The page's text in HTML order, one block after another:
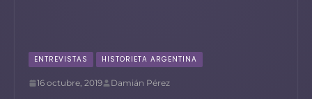
ENTREVISTAS HISTORIETA ARGENTINA
16 octubre, 2019 Damián Pérez